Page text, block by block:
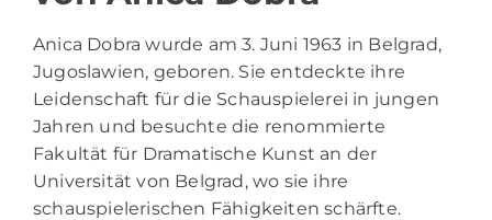
Anica Dobra wurde am 3. Juni 1963 in Belgrad,
Jugoslawien, geboren. Sie entdeckte ihre
Leidenschaft für die Schauspielerei in jungen
Jahren und besuchte die renommierte
Fakultät für Dramatische Kunst an der
Universität von Belgrad, wo sie ihre
schauspielerischen Fähigkeiten schärfte.